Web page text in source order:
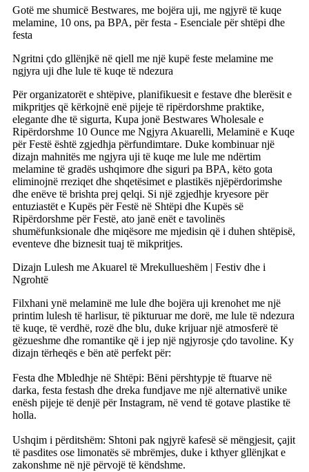
Gotë me shumicë Bestwares, me bojëra uji, me ngjyrë të kuqe
melamine, 10 ons, pa BPA, për festa - Esenciale për shtëpi dhe
festa
Ngritni çdo gllënjkë në qiell me një kupë feste melamine me
ngjyra uji dhe lule të kuqe të ndezura
Për organizatorët e shtëpive, planifikuesit e festave dhe blerësit e
mikpritjes që kërkojnë enë pijeje të ripërdorshme praktike,
elegante dhe të sigurta, Kupa jonë Bestwares Wholesale e
Ripërdorshme 10 Ounce me Ngjyra Akuarelli, Melaminë e Kuqe
për Festë është zgjedhja përfundimtare. Duke kombinuar një
dizajn mahnitës me ngjyra uji të kuqe me lule me ndërtim
melamine të gradës ushqimore dhe siguri pa BPA, këto gota
eliminojnë rreziqet dhe shqetësimet e plastikës njëpërdorimshe
dhe enëve të brishta prej qelqi. Si një zgjedhje kryesore për
entuziastët e Kupës për Festë në Shtëpi dhe Kupës së
Ripërdorshme për Festë, ato janë enët e tavolinës
shumëfunksionale dhe miqësore me mjedisin që i duhen shtëpisë,
eventeve dhe biznesit tuaj të mikpritjes.
Dizajn Lulesh me Akuarel të Mrekullueshëm | Festiv dhe i
Ngrohtë
Filxhani ynë melaminë me lule dhe bojëra uji krenohet me një
printim lulesh të harlisur, të pikturuar me dorë, me lule të ndezura
të kuqe, të verdhë, rozë dhe blu, duke krijuar një atmosferë të
gëzueshme dhe romantike që i jep një ngjyrosje çdo tavoline. Ky
dizajn tërheqës e bën atë perfekt për:
Festa dhe Mbledhje në Shtëpi: Bëni përshtypje të ftuarve në
darka, festa festash dhe dreka fundjave me një alternativë unike
enësh pijeje të denjë për Instagram, në vend të gotave plastike të
holla.
Ushqim i përditshëm: Shtoni pak ngjyrë kafesë së mëngjesit, çajit
të pasdites ose limonatës së mbrëmjes, duke i kthyer gllënjkat e
zakonshme në një përvojë të këndshme.